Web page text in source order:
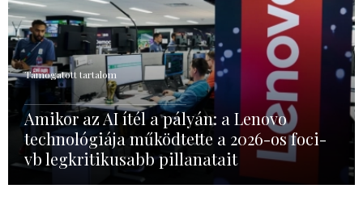
Támogatott tartalom
Amikor az AI ítél a pályán: a Lenovo
technológiája működtette a 2026-os foci-
vb legkritikusabb pillanatait